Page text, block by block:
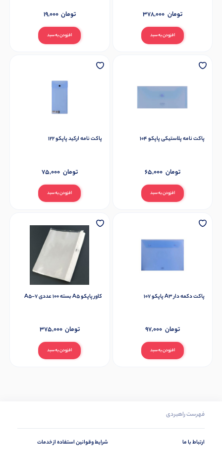
افزودن به سبد
378,000 تومان
افزودن به سبد
19,000 تومان
پاکت نامه پلاستیکی پاپکو 104
افزودن به سبد
65,000 تومان
پاکت نامه ارکید پاپکو 122
افزودن به سبد
75,000 تومان
پاکت دکمه دار A3 پاپکو 107
افزودن به سبد
97,000 تومان
کاور پاپکو A5 بسته 100 عددی A5-7
افزودن به سبد
375,000 تومان
فهرست راهبردی
ارتباط با ما
شرایط وقوانین استفاده از خدمات